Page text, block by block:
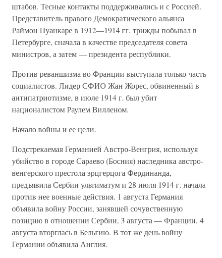
штабов. Тесные контакты поддерживались и с Россией.
Представитель правого Демократического альянса
Раймон Пуанкаре в 1912—1914 гг. трижды побывал в
Петербурге, сначала в качестве председателя совета
министров, а затем — президента республики.
Против реваншизма во Франции выступала только часть
социалистов. Лидер СФИО Жан Жорес, обвиненный в
антипатриотизме, в июле 1914 г. был убит
националистом Раулем Вилленом.
Начало войны и ее цели.
Подстрекаемая Германией Австро-Венгрия, используя
убийство в городе Сараево (Босния) наследника австро-
венгерского престола эрцгерцога Фердинанда,
предъявила Сербии ультиматум и 28 июля 1914 г. начала
против нее военные действия. 1 августа Германия
объявила войну России, занявшей сочувственную
позицию в отношении Сербии, 3 августа — Франции, 4
августа вторглась в Бельгию. В тот же день войну
Германии объявила Англия.